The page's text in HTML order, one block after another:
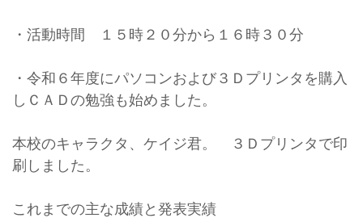
・活動時間 １５時２０分から１６時３０分
・令和６年度にパソコンおよび３Ｄプリンタを購入
しＣＡＤの勉強も始めました。
本校のキャラクタ、ケイジ君。 ３Ｄプリンタで印
刷しました。
これまでの主な成績と発表実績